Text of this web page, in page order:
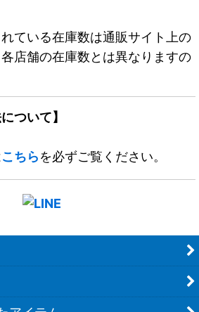
ている在庫数は通販サイト上の
店舗の在庫数とは異なりますの
ついて】
こちらを必ずご覧ください。